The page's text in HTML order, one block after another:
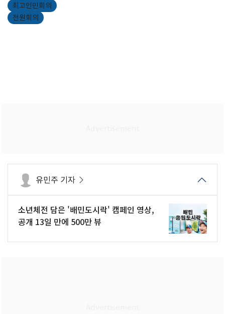
최고인민회의
전원회의
유민주 기자
소년체전 담은 '배민도시락' 캠페인 영상,
공개 13일 만에 500만 뷰